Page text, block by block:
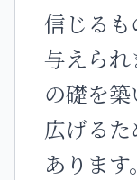
信じる
与えら
の礎を
広げる
ありま